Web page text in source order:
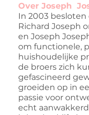
Over Joseph
In 2003
Richard Joseph
en Joseph
om functionele,
huishoudelijke
de broers zich
gefascineerd
groeiden op in
passie voor
echt